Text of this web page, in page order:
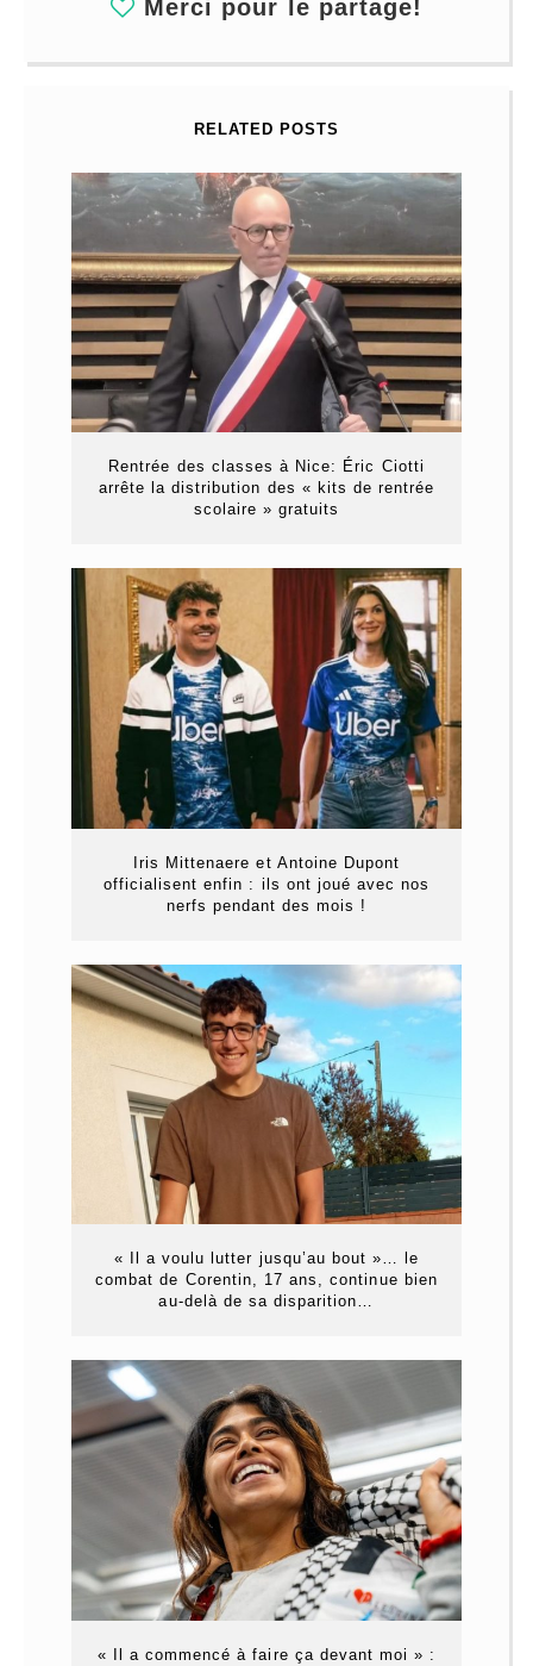
Merci pour le partage!
RELATED POSTS
Rentrée des classes à Nice: Éric Ciotti
arrête la distribution des « kits de rentrée
scolaire » gratuits
Iris Mittenaere et Antoine Dupont
officialisent enfin : ils ont joué avec nos
nerfs pendant des mois !
« Il a voulu lutter jusqu’au bout »… le
combat de Corentin, 17 ans, continue bien
au-delà de sa disparition…
« Il a commencé à faire ça devant moi » :